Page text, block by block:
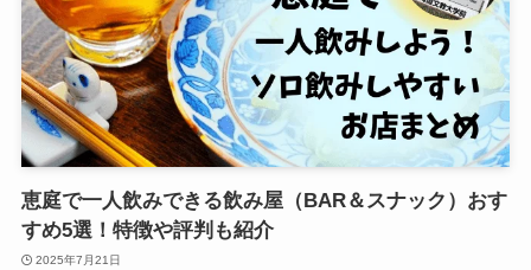
恵庭で一人飲みできる飲み屋（BAR＆スナック）おす
すめ5選！特徴や評判も紹介
2025年7月21日